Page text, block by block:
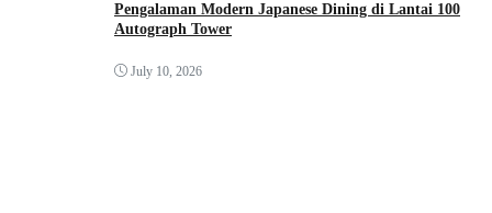
Pengalaman Modern Japanese Dining di Lantai 100
Autograph Tower
July 10, 2026